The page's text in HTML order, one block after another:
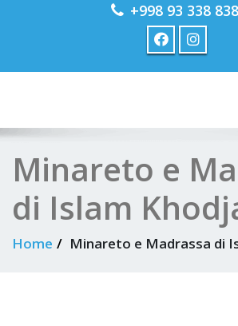
+998 93 338
Minareto e
di Islam
Home Minareto e Madrassa di